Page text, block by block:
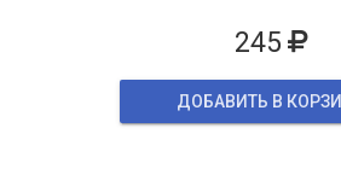
245
ДОБАВИТЬ В